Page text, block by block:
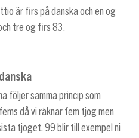
är firs på danska och en og
tre og firs 83.
följer samma princip som
då vi räknar fem tjog men
tjoget. 99 blir till exempel ni